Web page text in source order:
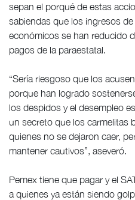
sepan el porqué de estas
sabiendas que los ingresos
económicos se han reducido
pagos de la paraestatal.
“Sería riesgoso que los
porque han logrado
los despidos y el desempleo
un secreto que los carmelitas
quienes no se dejaron caer,
mantener cautivos”, aseveró.
Pemex tiene que pagar y el
a quienes ya están siendo